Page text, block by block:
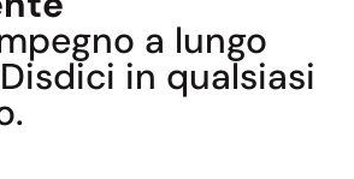
a lungo
in qualsiasi